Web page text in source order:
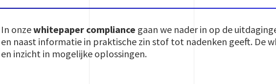
In onzewhitepaper compliance gaan we nader in op de
en naast informatie in praktische zin stof tot nadenken geeft. De
en inzicht in mogelijke oplossingen.